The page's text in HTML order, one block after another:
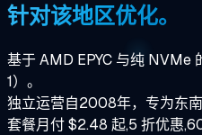
针对该地区优化。
基于 AMD EPYC 与纯 NVMe
1）。
独立运营自2008年，专为东南
套餐月付 $2.48 起,5 折优惠